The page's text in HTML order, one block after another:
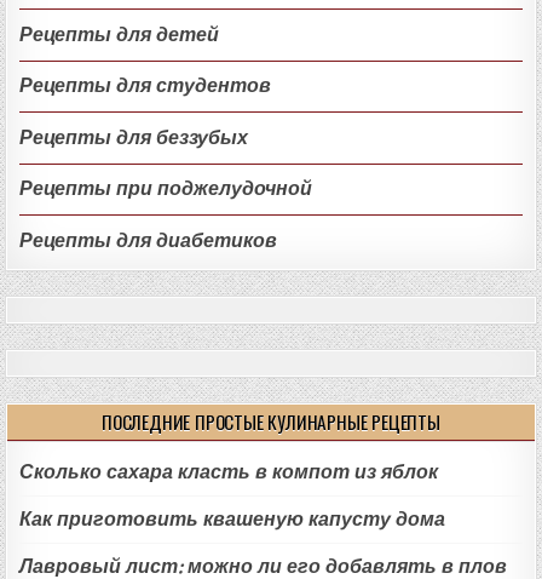
Рецепты для детей
Рецепты для студентов
Рецепты для беззубых
Рецепты при поджелудочной
Рецепты для диабетиков
ПОСЛЕДНИЕ ПРОСТЫЕ КУЛИНАРНЫЕ РЕЦЕПТЫ
Сколько сахара класть в компот из яблок
Как приготовить квашеную капусту дома
Лавровый лист: можно ли его добавлять в плов